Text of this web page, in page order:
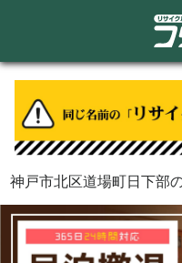
神戸市北区道場町日下部